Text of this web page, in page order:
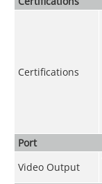
Certifications
Port
Video Output